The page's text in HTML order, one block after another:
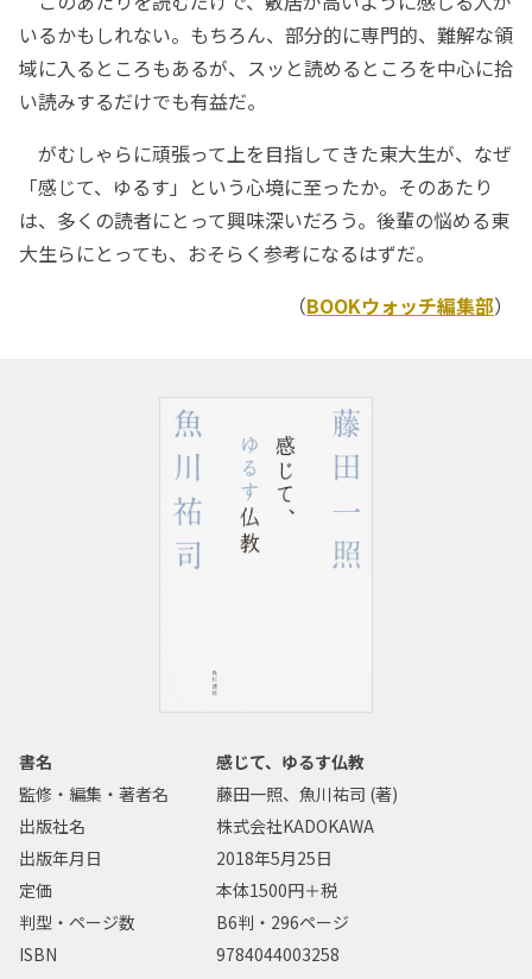
いるかもしれない。もちろん、部分的に専門的、難解な領
域に入るところもあるが、スッと読めるところを中心に拾
い読みするだけでも有益だ。
がむしゃらに頑張って上を目指してきた東大生が、なぜ
「感じて、ゆるす」という心境に至ったか。そのあたり
は、多くの読者にとって興味深いだろう。後輩の悩める東
大生らにとっても、おそらく参考になるはずだ。
（BOOKウォッチ編集部）
書名
感じて、ゆるす仏教
監修・編集・著者名
藤田一照、魚川祐司 (著)
出版社名
株式会社KADOKAWA
出版年月日
2018年5月25日
定価
本体1500円＋税
判型・ページ数
B6判・296ページ
ISBN
9784044003258